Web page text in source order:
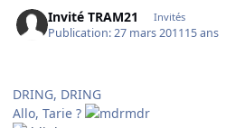
Invité TRAM21 Invités
Publication:27 mars 201115 ans
DRING, DRING
Allo, Tarie ?